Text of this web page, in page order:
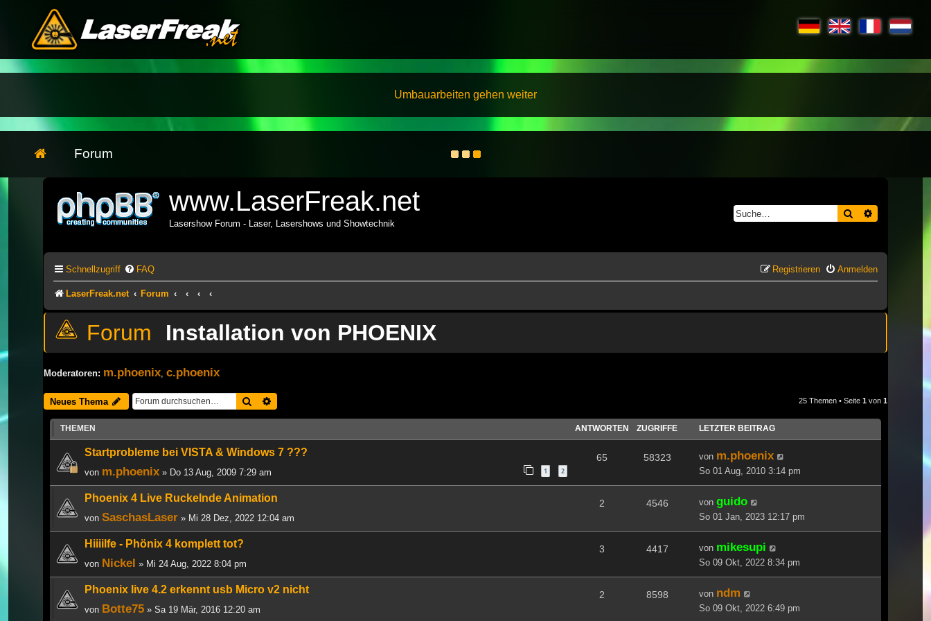
Umbauarbeiten gehen weiter
Forum
www.LaserFreak.net
Lasershow Forum - Laser, Lasershows und Showtechnik
Suche
Schnellzugriff FAQ Anmelden
Registrieren
LaserFreak.net Forum
Installation von PHOENIX
Moderatoren: m.phoenix c.phoenix
Neues Thema Suche 25 Themen • Seite 1 von 1
THEMEN ANTWORTEN ZUGRIFFE LETZTER BEITRAG
Startprobleme bei VISTA & Windows 7 ???
von m.phoenix » Do 13 Aug, 2009 7:29 am 1 2
65 58323 von m.phoenix
So 01 Aug, 2010 3:14 pm
Phoenix 4 Live Ruckelnde Animation
von SaschasLaser » Mi 28 Dez, 2022 12:04 am
2 4546 von guido
So 01 Jan, 2023 12:17 pm
Hiiiilfe - Phönix 4 komplett tot?
von Nickel » Mi 24 Aug, 2022 8:04 pm
3 4417 von mikesupi
So 09 Okt, 2022 8:34 pm
Phoenix live 4.2 erkennt usb Micro v2 nicht
von Botte75 » Sa 19 Mär, 2016 12:20 am
2 8598 von ndm
So 09 Okt, 2022 6:49 pm